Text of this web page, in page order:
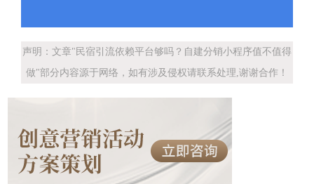
声明：文章"民宿引流依赖平台够吗？自建分销小程序值不值得
做"部分内容源于网络，如有涉及侵权请联系处理,谢谢合作！